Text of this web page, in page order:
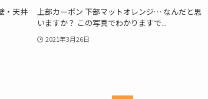
・天井
上部カーボン 下部マットオレンジ… なんだと思
いますか？ この写真でわかりますで...
2021年3月26日